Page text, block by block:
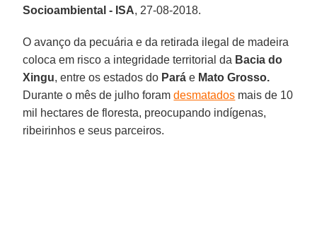
Socioambiental - ISA, 27-08-2018.
O avanço da pecuária e da retirada ilegal de madeira
coloca em risco a integridade territorial da Bacia do
Xingu, entre os estados do Pará e Mato Grosso.
Durante o mês de julho foramdesmatados mais de 10
mil hectares de floresta, preocupando indígenas,
ribeirinhos e seus parceiros.